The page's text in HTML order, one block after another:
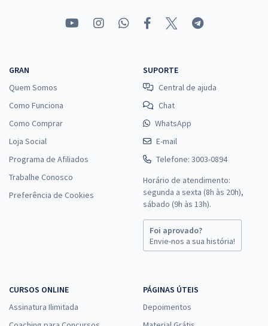
GRAN
Quem Somos
Como Funciona
Como Comprar
Loja Social
Programa de Afiliados
Trabalhe Conosco
Preferência de Cookies
SUPORTE
Central de ajuda
Chat
WhatsApp
E-mail
Telefone: 3003-0894
Horário de atendimento:
segunda a sexta (8h às 20h),
sábado (9h às 13h).
Foi aprovado?
Envie-nos a sua história!
CURSOS ONLINE
Assinatura Ilimitada
PÁGINAS ÚTEIS
Depoimentos